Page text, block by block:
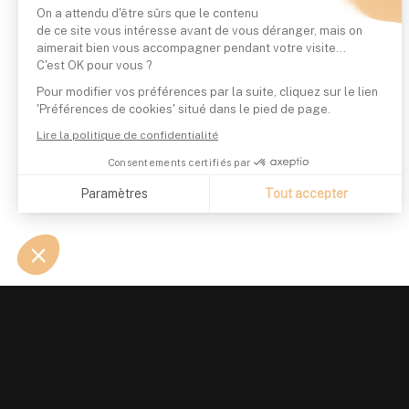
On a attendu d'être sûrs que le contenu
de ce site vous intéresse avant de vous déranger, mais on
aimerait bien vous accompagner pendant votre visite...
C'est OK pour vous ?
Pour modifier vos préférences par la suite, cliquez sur le lien
'Préférences de cookies' situé dans le pied de page.
Lire la politique de confidentialité
Consentements certifiés par
Paramètres Tout accepter
Notre plateforme vous permet d'adapter et de gérer vos